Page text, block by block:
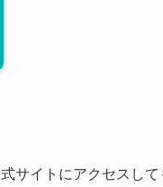
サイトにアクセスして